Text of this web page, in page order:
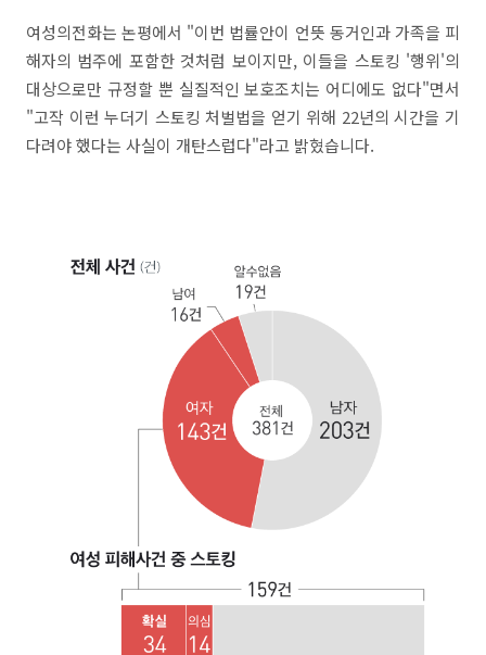
여성의전화는 논평에서 "이번 법률안이 언뜻 동거인과 가족을 피
해자의 범주에 포함한 것처럼 보이지만, 이들을 스토킹 '행위'의
대상으로만 규정할 뿐 실질적인 보호조치는 어디에도 없다"면서
"고작 이런 누더기 스토킹 처벌법을 얻기 위해 22년의 시간을 기
다려야 했다는 사실이 개탄스럽다"라고 밝혔습니다.